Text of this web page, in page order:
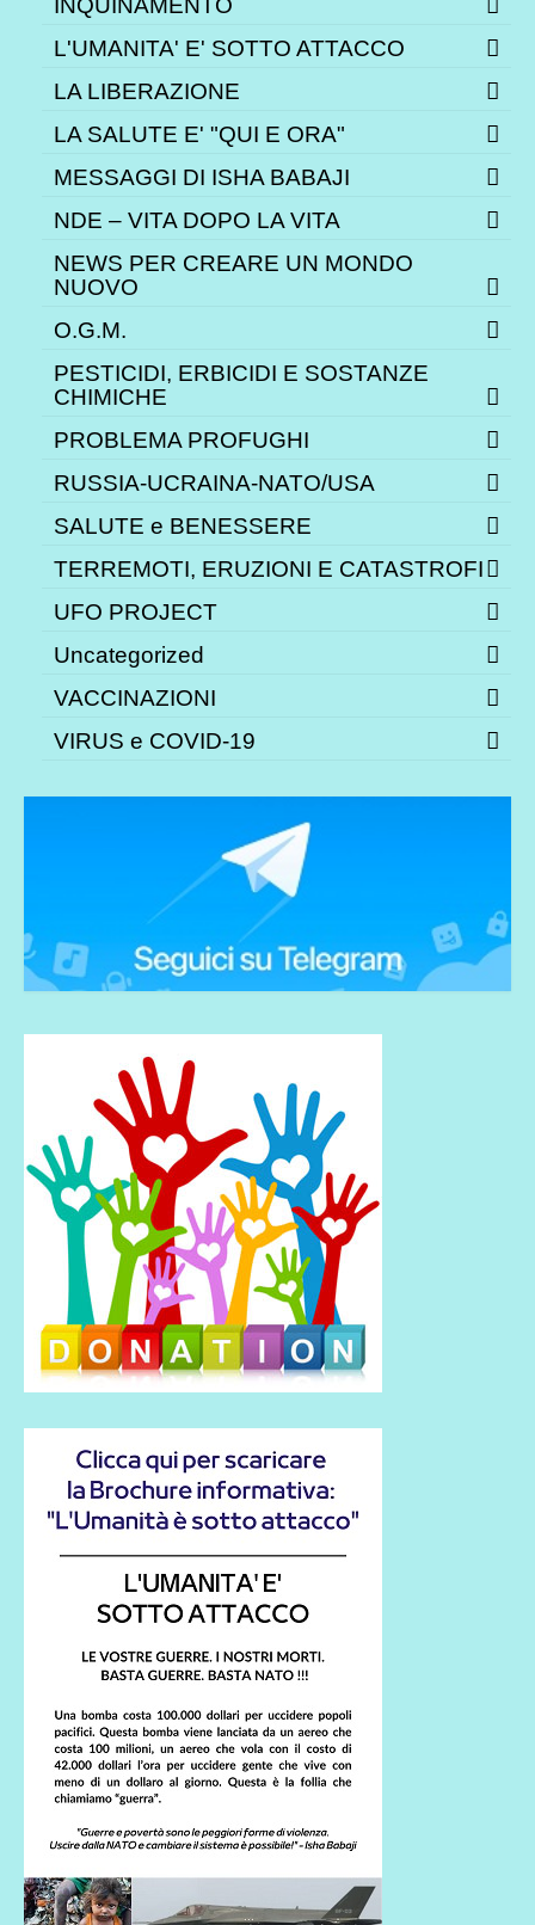
INQUINAMENTO
L'UMANITA' E' SOTTO ATTACCO
LA LIBERAZIONE
LA SALUTE E' "QUI E ORA"
MESSAGGI DI ISHA BABAJI
NDE – VITA DOPO LA VITA
NEWS PER CREARE UN MONDO
NUOVO
O.G.M.
PESTICIDI, ERBICIDI E SOSTANZE
CHIMICHE
PROBLEMA PROFUGHI
RUSSIA-UCRAINA-NATO/USA
SALUTE e BENESSERE
TERREMOTI, ERUZIONI E CATASTROFI
UFO PROJECT
Uncategorized
VACCINAZIONI
VIRUS e COVID-19